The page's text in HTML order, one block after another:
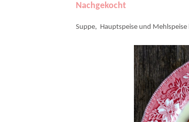
Nachgekocht
Suppe, Hauptspeise und Mehlspeise